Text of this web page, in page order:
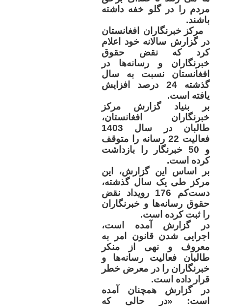
مردم را در گلو خفه داشته
باشند.
مرکز خبرنگاران افغانستان
در گزارش سالانه‌ خود اعلام
کرد که نقض حقوق
خبرنگاران و رسانه‌ها در
افغانستان نسبت به سال
گذشته 24 درصد افزایش
یافته‌ است.
بر بنیاد گزارش مرکز
خبرنگاران افغانستان،
طالبان در سال 1403
فعالیت 22 رسانه را متوقف
و 50 خبرنگار را بازداشت
کرده‌ است.
بر اساس این گزارش، این
مرکز طی یک سال گذشته،
دست‌کم 176 رویداد نقض
حقوق رسانه‌ها و خبرنگاران
را ثبت کرده است.
در گزارش آمده است،
اجرایی شدن قانون امر به
معروف و نهی از منکر
طالبان فعالیت رسانه‌ها و
خبرنگاران را در معرض خطر
قرار داده است.
در گزارش همچنان آمده
است: «در حالی که